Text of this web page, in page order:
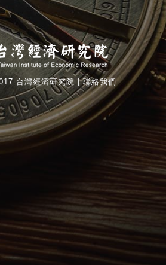
台灣經濟研究院 |聯絡我們